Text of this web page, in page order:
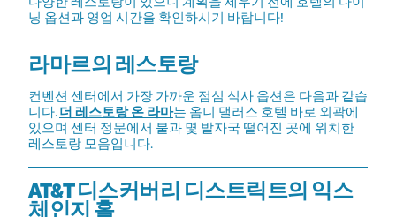
닝 옵션과 영업 시간을 확인하시기 바랍니다!
라마르의 레스토랑
컨벤션 센터에서 가장 가까운 점심 식사 옵션은 다음과 같습
니다.더 레스토랑 온 라마는 옴니 댈러스 호텔 바로 외곽에
있으며 센터 정문에서 불과 몇 발자국 떨어진 곳에 위치한
레스토랑 모음입니다.
AT&T 디스커버리 디스트릭트의 익스
체인지 홀